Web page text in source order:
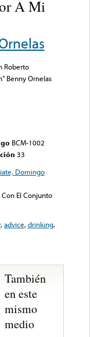
A Mi
Roberto
Benny Ornelas
BCM-1002
33
Domingo
Con El Conjunto
,advice,drinking,
También
en este
mismo
medio